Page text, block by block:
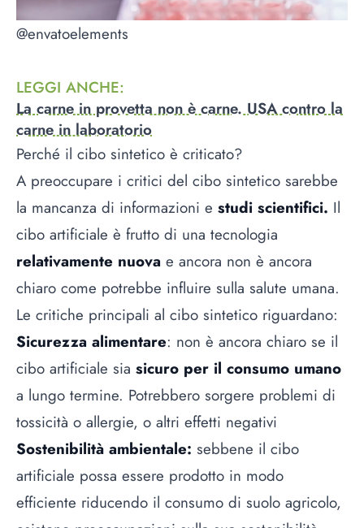
@envatoelements
LEGGI ANCHE:
La carne in provetta non è carne. USA contro la
carne in laboratorio
Perché il cibo sintetico è criticato?
A preoccupare i critici del cibo sintetico sarebbe
la mancanza di informazioni e studi scientifici. Il
cibo artificiale è frutto di una tecnologia
relativamente nuova e ancora non è ancora
chiaro come potrebbe influire sulla salute umana.
Le critiche principali al cibo sintetico riguardano:
Sicurezza alimentare: non è ancora chiaro se il
cibo artificiale sia sicuro per il consumo umano
a lungo termine. Potrebbero sorgere problemi di
tossicità o allergie, o altri effetti negativi
Sostenibilità ambientale: sebbene il cibo
artificiale possa essere prodotto in modo
efficiente riducendo il consumo di suolo agricolo,